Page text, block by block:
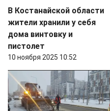
В Костанайской области
жители хранили у себя
дома винтовку и
пистолет
10 ноября 2025 10:52